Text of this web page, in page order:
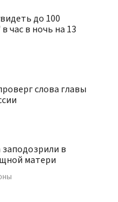
до 100
час в ночь на 13
слова главы
в
матери